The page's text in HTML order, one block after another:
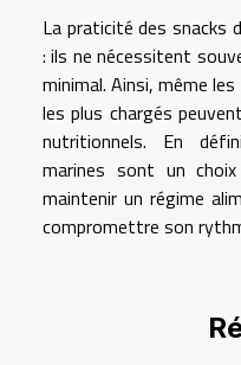
La praticité des snacks
: ils ne nécessitent
minimal. Ainsi, même
les plus chargés
nutritionnels. En
marines sont un
maintenir un régime
compromettre son